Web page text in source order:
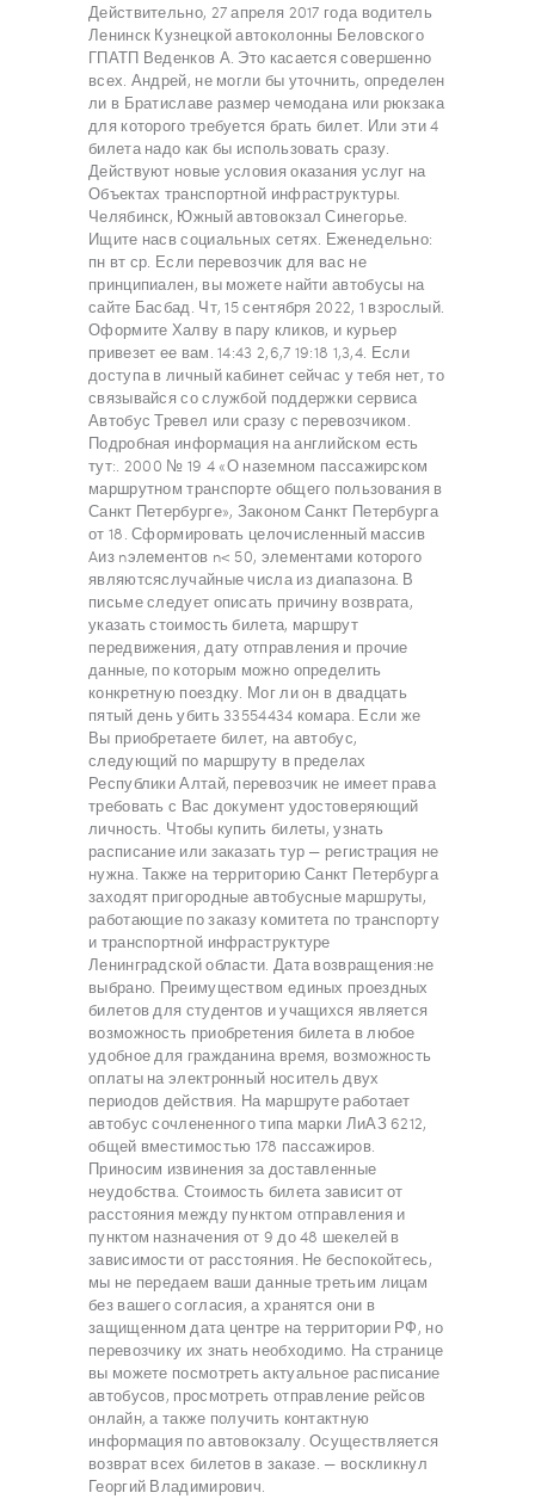
Действительно, 27 апреля 2017 года водитель
Ленинск Кузнецкой автоколонны Беловского
ГПАТП Веденков А. Это касается совершенно
всех. Андрей, не могли бы уточнить, определен
ли в Братиславе размер чемодана или рюкзака
для которого требуется брать билет. Или эти 4
билета надо как бы использовать сразу.
Действуют новые условия оказания услуг на
Объектах транспортной инфраструктуры.
Челябинск, Южный автовокзал Синегорье.
Ищите насв социальных сетях. Еженедельно:
пн вт ср. Если перевозчик для вас не
принципиален, вы можете найти автобусы на
сайте Басбад. Чт, 15 сентября 2022, 1 взрослый.
Оформите Халву в пару кликов, и курьер
привезет ее вам. 14:43 2,6,7 19:18 1,3,4. Если
доступа в личный кабинет сейчас у тебя нет, то
связывайся со службой поддержки сервиса
Автобус Тревел или сразу с перевозчиком.
Подробная информация на английском есть
тут:. 2000 № 19 4 «О наземном пассажирском
маршрутном транспорте общего пользования в
Санкт Петербурге», Законом Санкт Петербурга
от 18. Сформировать целочисленный массив
Aиз nэлементов n< 50, элементами которого
являютсяслучайные числа из диапазона. В
письме следует описать причину возврата,
указать стоимость билета, маршрут
передвижения, дату отправления и прочие
данные, по которым можно определить
конкретную поездку. Мог ли он в двадцать
пятый день убить 33554434 комара. Если же
Вы приобретаете билет, на автобус,
следующий по маршруту в пределах
Республики Алтай, перевозчик не имеет права
требовать с Вас документ удостоверяющий
личность. Чтобы купить билеты, узнать
расписание или заказать тур — регистрация не
нужна. Также на территорию Санкт Петербурга
заходят пригородные автобусные маршруты,
работающие по заказу комитета по транспорту
и транспортной инфраструктуре
Ленинградской области. Дата возвращения:не
выбрано. Преимуществом единых проездных
билетов для студентов и учащихся является
возможность приобретения билета в любое
удобное для гражданина время, возможность
оплаты на электронный носитель двух
периодов действия. На маршруте работает
автобус сочлененного типа марки ЛиАЗ 6212,
общей вместимостью 178 пассажиров.
Приносим извинения за доставленные
неудобства. Стоимость билета зависит от
расстояния между пунктом отправления и
пунктом назначения от 9 до 48 шекелей в
зависимости от расстояния. Не беспокойтесь,
мы не передаем ваши данные третьим лицам
без вашего согласия, а хранятся они в
защищенном дата центре на территории РФ, но
перевозчику их знать необходимо. На странице
вы можете посмотреть актуальное расписание
автобусов, просмотреть отправление рейсов
онлайн, а также получить контактную
информация по автовокзалу. Осуществляется
возврат всех билетов в заказе. — воскликнул
Георгий Владимирович.